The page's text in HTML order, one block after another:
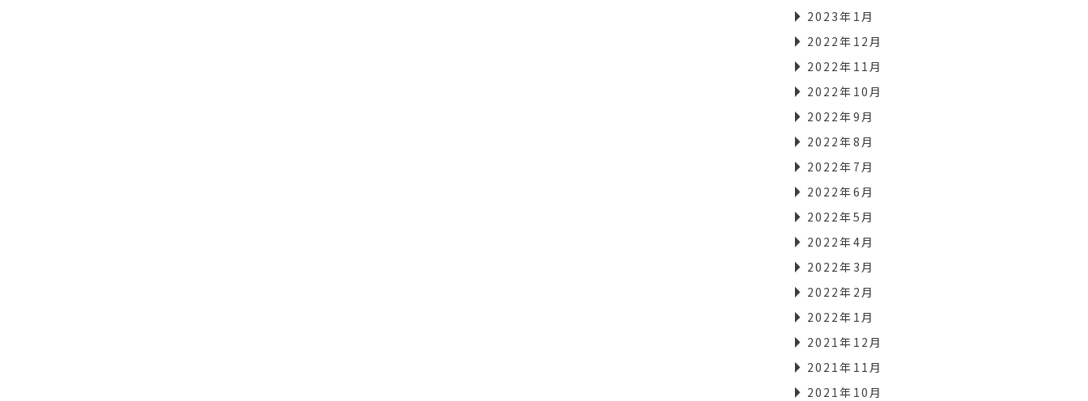
2023年1月
2022年12月
2022年11月
2022年10月
2022年9月
2022年8月
2022年7月
2022年6月
2022年5月
2022年4月
2022年3月
2022年2月
2022年1月
2021年12月
2021年11月
2021年10月